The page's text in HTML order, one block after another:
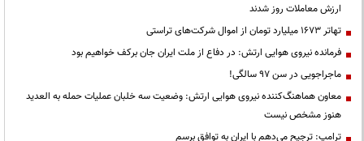
ارزش معاملات روز شدند
تهاتر ۱۶۷۳ میلیارد تومان از اموال شرکت‌های تراستی
فرمانده نیروی هوایی ارتش: در دفاع از ملت ایران جان برکف خواهیم بود
ماجراجویی در سن ۹۷ سالگی!
معاون هماهنگ‌کننده نیروی هوایی ارتش: وضعیت سه خلبان عملیات حمله به العدید
هنوز مشخص نیست
ترامپ: ترجیح می‌دهم با ایران به توافق برسم